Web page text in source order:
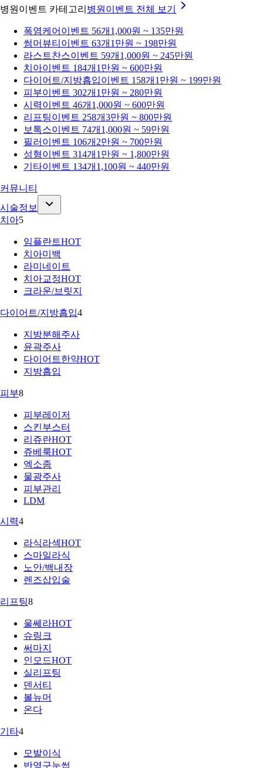
병원이벤트 카테고리 병원이벤트 전체 보기
폭염케어 이벤트 56개 1,000원 ~ 135만원
썸머뷰티 이벤트 63개 1만원 ~ 198만원
라스트찬스이벤트 59개 1,000원 ~ 245만원
치아이벤트 184개 1만원 ~ 600만원
다이어트/지방흡입이벤트 158개 1만원 ~ 199만원
피부이벤트 302개 1만원 ~ 280만원
시력이벤트 46개 1,000원 ~ 600만원
리프팅이벤트 258개3만원 ~ 800만원
보톡스이벤트 74개 1,000원 ~ 59만원
필러 이벤트 106개 2만원 ~ 700만원
성형이벤트 314개 1만원 ~ 1,800만원
기타이벤트 134개 1,100원 ~ 440만원
커뮤니티
시술정보
치아5
임플란트HOT
치아미백
라미네이트
치아교정HOT
크라운/브릿지
다이어트/지방흡입4
지방분해주사
윤곽주사
다이어트한약HOT
지방흡입
피부8
피부레이저
스킨부스터
리쥬란HOT
쥬베룩HOT
엑소좀
물광주사
피부관리
LDM
시력4
라식라섹HOT
스마일라식
노안/백내장
렌즈삽입술
리프팅8
울쎄라HOT
슈링크
써마지
인모드HOT
실리프팅
덴서티
볼뉴머
온다
기타4
모발이식
반영구눈썹